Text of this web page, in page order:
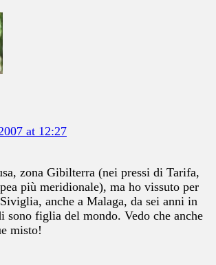
at 12:27
zona Gibilterra (nei pressi di Tarifa,
più meridionale), ma ho vissuto per
anche a Malaga, da sei anni in
sono figlia del mondo. Vedo che anche
misto!